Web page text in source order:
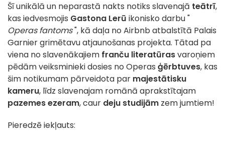
Šī unikālā un neparastā nakts notiks slavenajā teātrī,
kas iedvesmojis Gastona Lerū ikonisko darbu "
Operas fantoms", kā daļa no Airbnb atbalstītā Palais
Garnier grimētavu atjaunošanas projekta. Tātad pa
viena no slavenākajiem franču literatūrasvaroņiem
pēdām veiksminieki dosies no Operas ģērbtuves, kas
šim notikumam pārveidota par majestātisku
kameru, līdz slavenajam romānā aprakstītajam
pazemes ezeram, caur deju studijām zem jumtiem!
Pieredzē iekļauts: